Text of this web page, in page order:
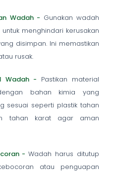
Wadah - Gunakan wadah
menghindari kerusakan
disimpan. Ini memastikan
rusak.
Wadah - Pastikan material
bahan kimia yang
sesuai seperti plastik tahan
tahan karat agar aman
-Wadah harus ditutup
atau penguapan